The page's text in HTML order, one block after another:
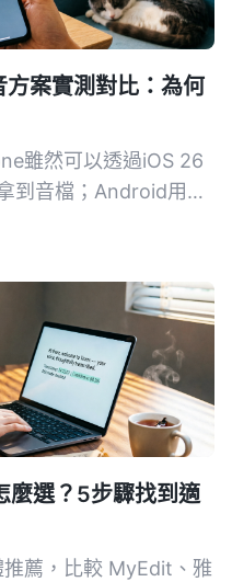
案實測對比：為何
雖然可以透過iOS 26
到音檔；Android用戶
麼選？5步驟找到適
薦，比較 MyEdit、雅